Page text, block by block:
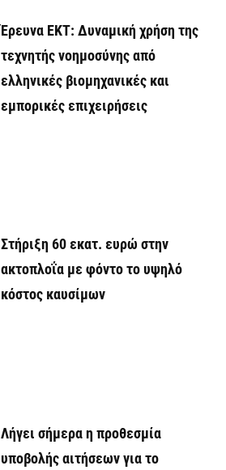
Έρευνα ΕΚΤ: Δυναμική χρήση της
τεχνητής νοημοσύνης από
ελληνικές βιομηχανικές και
εμπορικές επιχειρήσεις
Στήριξη 60 εκατ. ευρώ στην
ακτοπλοΐα με φόντο το υψηλό
κόστος καυσίμων
Λήγει σήμερα η προθεσμία
υποβολής αιτήσεων για το